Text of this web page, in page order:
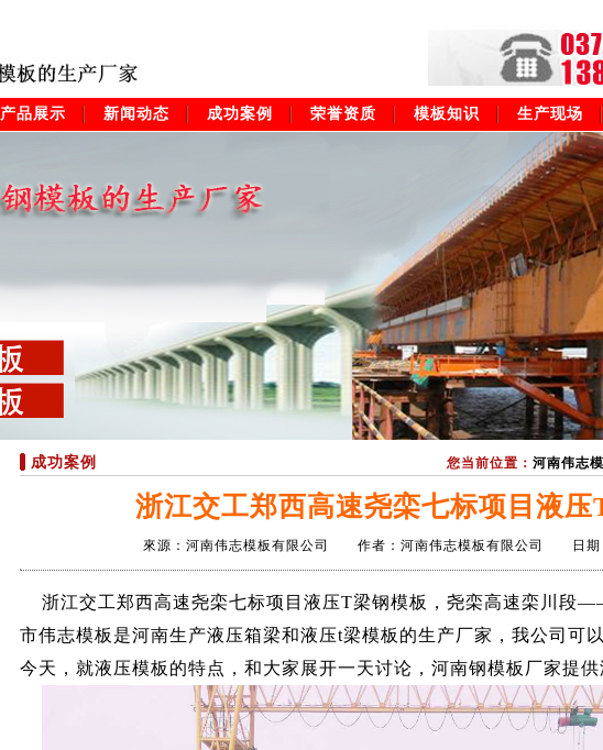
产品展示 新闻动态 成功案例 荣誉资质 模板知识 生产现场
您当前位置： 河南伟志
成功案例
浙江交工郑西高速尧栾七标项目液压
來源：河南伟志模板有限公司 作者：河南伟志模板有限公司 日期
浙江交工郑西高速尧栾七标项目液压T梁钢模板，尧栾高速栾川段
市伟志模板是河南生产液压箱梁和液压t梁模板的生产厂家，我公司可
今天，就液压模板的特点，和大家展开一天讨论，河南钢模板厂家提供